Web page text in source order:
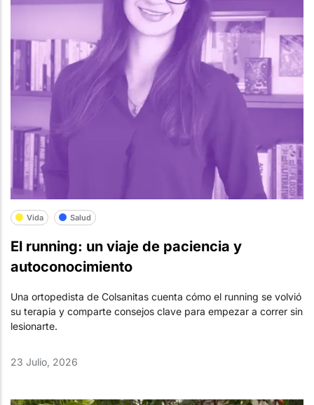
Vida Salud
El running: un viaje de paciencia y
autoconocimiento
Una ortopedista de Colsanitas cuenta cómo el running se volvió
su terapia y comparte consejos clave para empezar a correr sin
lesionarte.
23 Julio, 2026